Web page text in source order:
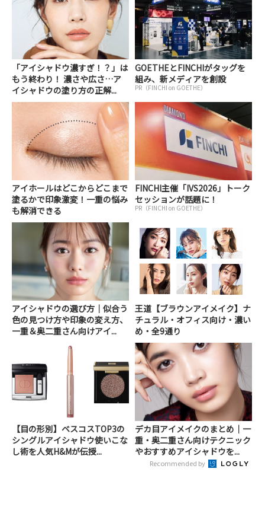
「アイシャドウ濃すぎ！？」は
もう終わり！ 濃さや広さ…ア
イシャドウの塗り方の正解...
GOETHEとFINCHIがタッグを
組み、新メディアを創設
PR（FINCHI on GOETHE）
アイホールはどこからどこまで
塗るかで印象激変！一重の悩み
も解消できる
FINCHI主催「IVS2026」トーク
セッションが話題に！
PR（FINCHI on GOETHE）
アイシャドウの選び方｜似合う
色の見つけ方や印象の変え方、
一重＆奥二重さん向けアイ...
王道【ブラウンアイメイク】ナ
チュラル・オフィス向け・濃い
め・全9通り
【目の形別】ベスコスTOP3の
シングルアイシャドウ使いこな
し術を人気H&Mが伝授...
デカ目アイメイクのまとめ｜一
重・奥二重さん向けテクニック
やおすすめアイシャドウを...
Recommended by